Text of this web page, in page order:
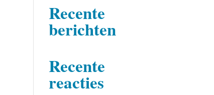
Recente
berichten
Recente
reacties